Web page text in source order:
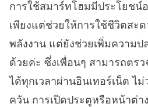
การใช้สมาร์ทโฮมมีประโยชน์
เพียงแต่ช่วยให้การใช้ชีวิตสะ
พลังงาน แต่ยังช่วยเพิ่มความ
ด้วยค่ะ ซึ่งเพื่อนๆ สามารถตร
ได้ทุกเวลาผ่านอินเทอร์เน็ต ไ
ควัน การเปิดประตูหรือหน้าต่